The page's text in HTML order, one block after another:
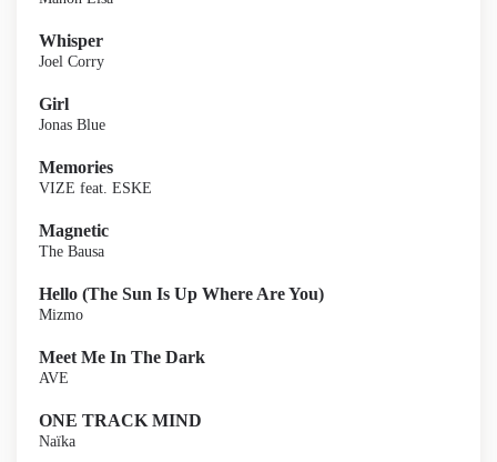
Whisper
Joel Corry
Girl
Jonas Blue
Memories
VIZE feat. ESKE
Magnetic
The Bausa
Hello (The Sun Is Up Where Are You)
Mizmo
Meet Me In The Dark
AVE
ONE TRACK MIND
Naïka